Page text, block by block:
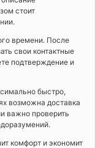
стоит
времени. После
свои контактные
подтверждение и
быстро,
возможна доставка
важно проверить
комфорт и экономит